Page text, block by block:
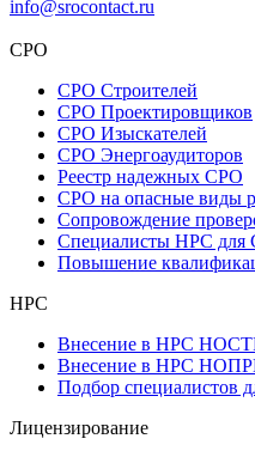
info@srocontact.ru
СРО
СРО Строителей
СРО Проектировщиков
СРО Изыскателей
СРО Энергоаудиторов
Реестр надежных СРО
СРО на опасные виды
Сопровождение
Специалисты НРС для
Повышение
НРС
Внесение в НРС
Внесение в НРС
Подбор специалистов
Лицензирование